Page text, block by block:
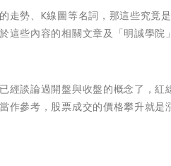
走勢、K線圖等名詞，那這些究竟
些內容的相關文章及「明誠學院
經談論過開盤與收盤的概念了，
作參考，股票成交的價格攀升就